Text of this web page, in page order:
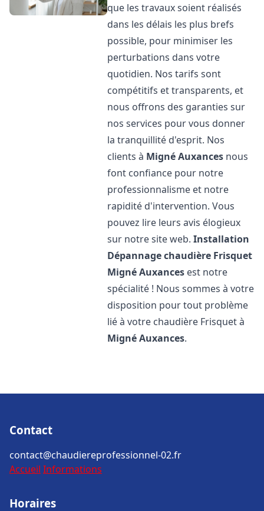
que les travaux soient réalisés
dans les délais les plus brefs
possible, pour minimiser les
perturbations dans votre
quotidien. Nos tarifs sont
compétitifs et transparents, et
nous offrons des garanties sur
nos services pour vous donner
la tranquillité d'esprit. Nos
clients à Migné Auxances nous
font confiance pour notre
professionnalisme et notre
rapidité d'intervention. Vous
pouvez lire leurs avis élogieux
sur notre site web.Installation
Dépannage chaudière Frisquet
Migné Auxances est notre
spécialité ! Nous sommes à votre
disposition pour tout problème
lié à votre chaudière Frisquet à
Migné Auxances.
Contact
contact@chaudiereprofessionnel-02.fr
Accueil Informations
Horaires